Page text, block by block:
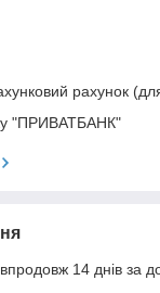
рахунок
"ПРИВАТБАНК"
14 днів за